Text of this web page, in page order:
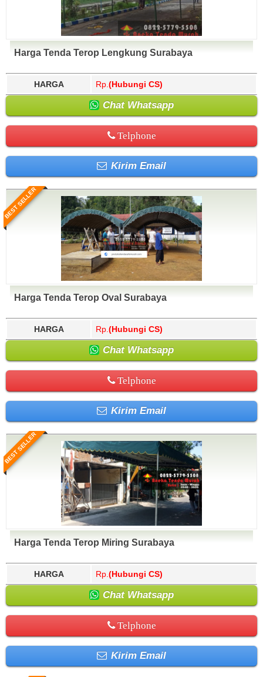
Harga Tenda Terop Lengkung Surabaya
HARGA Rp. (Hubungi CS)
Chat Whatsapp
Telphone
Kirim Email
BEST SELLER
Harga Tenda Terop Oval Surabaya
HARGA Rp. (Hubungi CS)
Chat Whatsapp
Telphone
Kirim Email
BEST SELLER
Harga Tenda Terop Miring Surabaya
HARGA Rp. (Hubungi CS)
Chat Whatsapp
Telphone
Kirim Email